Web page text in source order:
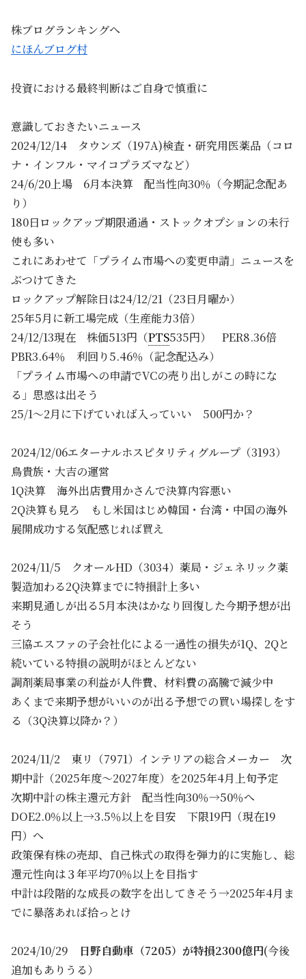
株ブログランキングへ
にほんブログ村
投資における最終判断はご自身で慎重に
意識しておきたいニュース
2024/12/14 タウンズ（197A)検査・研究用医薬品（コロ
ナ・インフル・マイコプラズマなど）
24/6/20上場 6月本決算 配当性向30％（今期記念配あ
り）
180日ロックアップ期限通過・ストックオプションの未行
使も多い
これにあわせて「プライム市場への変更申請」ニュースを
ぶつけてきた
ロックアップ解除日は24/12/21（23日月曜か）
25年5月に新工場完成（生産能力3倍）
24/12/13現在 株価513円（PTS535円） PER8.36倍
PBR3.64％ 利回り5.46％（記念配込み）
「プライム市場への申請でVCの売り出しがこの時にな
る」思惑は出そう
25/1～2月に下げていれば入っていい 500円か？
2024/12/06エターナルホスピタリティグループ（3193）
鳥貴族・大吉の運営
1Q決算 海外出店費用かさんで決算内容悪い
2Q決算も見ろ もし米国はじめ韓国・台湾・中国の海外
展開成功する気配感じれば買え
2024/11/5 クオールHD（3034）薬局・ジェネリック薬
製造加わる2Q決算までに特損計上多い
来期見通しが出る5月本決はかなり回復した今期予想が出
そう
三協エスファの子会社化による一過性の損失が1Q、2Qと
続いている特損の説明がほとんどない
調剤薬局事業の利益が人件費、材料費の高騰で減少中
あくまで来期予想がいいのが出る予想での買い場探しをす
る（3Q決算以降か？）
2024/11/2 東リ（7971）インテリアの総合メーカー 次
期中計（2025年度～2027年度）を2025年4月上旬予定
次期中計の株主還元方針 配当性向30％→50％へ
DOE2.0％以上→3.5％以上を目安 下限19円（現在19
円）へ
政策保有株の売却、自己株式の取得を弾力的に実施し、総
還元性向は３年平均70％以上を目指す
中計は段階的な成長の数字を出してきそう→2025年4月ま
でに暴落あれば拾っとけ
2024/10/29 日野自動車（7205）が特損2300億円(今後
追加もありうる）